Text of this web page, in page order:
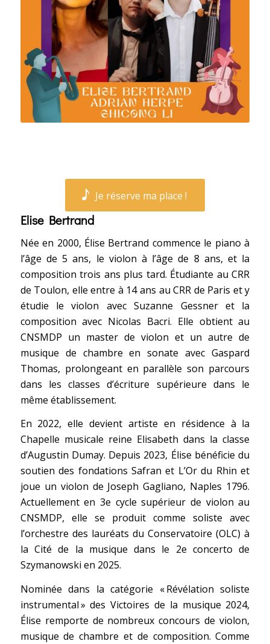
Je réserve ma place !
Elise Bertrand
Née en 2000, Élise Bertrand commence le piano à
l’âge de 5 ans, le violon à l’âge de 8 ans, et la
composition trois ans plus tard. Étudiante au CRR
de Toulon, elle entre à 14 ans au CRR de Paris et y
étudie le violon avec Suzanne Gessner et la
composition avec Nicolas Bacri. Elle obtient au
CNSMDP un master de violon et un autre de
musique de chambre en sonate avec Gaspard
Thomas, prolongeant en parallèle son parcours
dans les classes d’écriture supérieure dans le
même établissement.
En 2022, elle devient artiste en résidence à la
Chapelle musicale reine Elisabeth dans la classe
d’Augustin Dumay. Depuis 2023, Élise bénéficie du
soutien des fondations Safran et L’Or du Rhin et
joue un violon de Joseph Gagliano, Naples 1796.
Actuellement en 3e cycle supérieur de violon au
CNSMDP, elle se produit comme soliste avec
l’orchestre des lauréats du Conservatoire (OLC) à
la Cité de la musique dans le 2e concerto de
Szymanowski en 2025.
Nominée dans la catégorie « Révélation soliste
instrumental » des Victoires de la musique 2024,
Élise remporte de nombreux concours de violon,
musique de chambre et de composition. Comme